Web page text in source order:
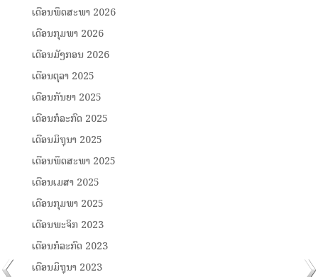
ເດືອນພຶດສະພາ 2026
ເດືອນກຸມພາ 2026
ເດືອນມັງກອນ 2026
ເດືອນຕຸລາ 2025
ເດືອນກັນຍາ 2025
ເດືອນກໍລະກົດ 2025
ເດືອນມິຖຸນາ 2025
ເດືອນພຶດສະພາ 2025
ເດືອນເມສາ 2025
ເດືອນກຸມພາ 2025
ເດືອນພະຈິກ 2023
ເດືອນກໍລະກົດ 2023
ເດືອນມິຖຸນາ 2023